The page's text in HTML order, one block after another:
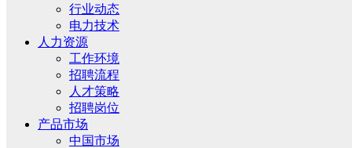
行业动态
电力技术
人力资源
工作环境
招聘流程
人才策略
招聘岗位
产品市场
中国市场